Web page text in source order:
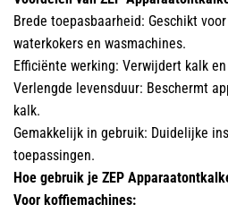
Brede toepasbaarheid: Geschikt
waterkokers en wasmachines.
Efficiënte werking: Verwijdert kalk
Verlengde levensduur: Beschermt
kalk.
Gemakkelijk in gebruik: Duidelijke
toepassingen.
Hoe gebruik je ZEP
Voor koffiemachines: